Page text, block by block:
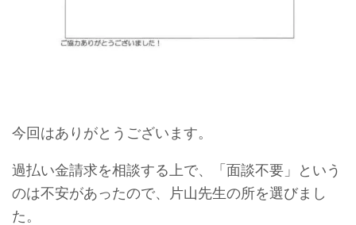
今回はありがとうございます。
過払い金請求を相談する上で、「面談不要」という
のは不安があったので、片山先生の所を選びまし
た。